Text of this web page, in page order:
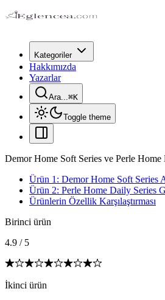
Kategoriler
Hakkımızda
Yazarlar
Ara...⌘K
Toggle theme
Demor Home Soft Series ve Perle Home
Ürün 1: Demor Home Soft Series
Ürün 2: Perle Home Daily Series
Ürünlerin Özellik Karşılaştırması
Birinci ürün
4.9 / 5
İkinci ürün